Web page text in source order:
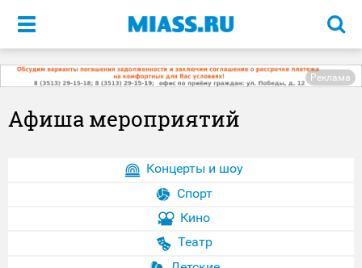
Меню
Реклама
Афиша мероприятий
Концерты и шоу
Спорт
Кино
Театр